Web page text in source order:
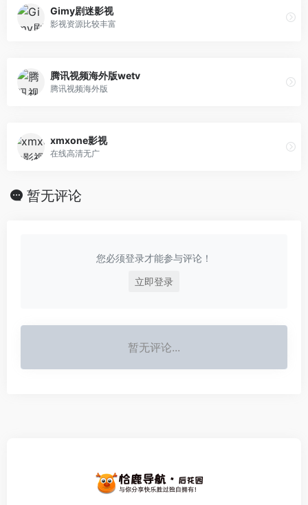
Gimy剧迷影视
影视资源比较丰富
腾讯视频海外版wetv
腾讯视频海外版
xmxone影视
在线高清无广
暂无评论
您必须登录才能参与评论！
立即登录
暂无评论...